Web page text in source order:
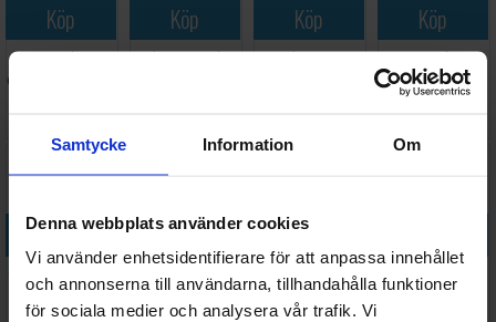
Samtycke Information Om
Denna webbplats använder cookies
Vi använder enhetsidentifierare för att anpassa innehållet
och annonserna till användarna, tillhandahålla funktioner
för sociala medier och analysera vår trafik. Vi
Köp
Doppelt So
Clever - Twice
Köp
The Upside
Köp
Saboteur
Köp
Uno Flex
Kortspel
Köp
Copag Kortlek
Pokersize
Köp
Gruble Ekstra
Blokk 35 ark
Köp
Hotel
Brädspel
Faraway
Brädspel